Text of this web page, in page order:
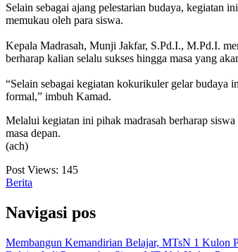
Selain sebagai ajang pelestarian budaya, kegiatan
memukau oleh para siswa.
Kepala Madrasah, Munji Jakfar, S.Pd.I., M.Pd.I.
berharap kalian selalu sukses hingga masa yang
“Selain sebagai kegiatan kokurikuler gelar budaya
formal,” imbuh Kamad.
Melalui kegiatan ini pihak madrasah berharap
masa depan.
(ach)
Post Views: 145
Berita
Navigasi pos
Membangun Kemandirian Belajar, MTsN 1 Kulon